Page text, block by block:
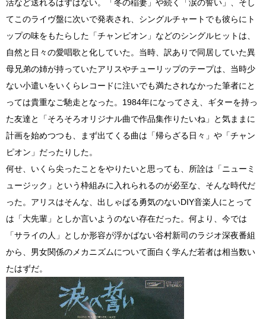
活など送れるはずはない。「冬の稲妻」や続く「涙の誓い」、そし
てこのライヴ盤に次いで発表され、シングルチャートでも彼らにト
ップの味をもたらした「チャンピオン」などのシングルヒットは、
自然と日々の愛唱歌と化していた。当時、訳ありで同居していた異
母兄弟の姉が持っていたアリスやチューリップのテープは、当時少
ない小遣いをいくらレコードに注いでも満たされなかった筆者にと
っては貴重なご馳走となった。1984年になってさえ、ギターを持っ
た友達と「そろそろオリジナル曲で作品集作りたいね」と気ままに
計画を始めつつも、まず出てくる曲は「帰らざる日々」や「チャン
ピオン」だったりした。
何せ、いくら尖ったことをやりたいと思っても、所詮は「ニューミ
ュージック」という枠組みに入れられるのが必至な、そんな時代だ
った。アリスはそんな、出しゃばる勇気のないDIY音楽人にとって
は「大先輩」としか言いようのない存在だった。何より、今では
「サライの人」としか形容が浮かばない谷村新司のラジオ深夜番組
から、男女関係のメカニズムについて面白く学んだ若者は相当数い
たはずだ。